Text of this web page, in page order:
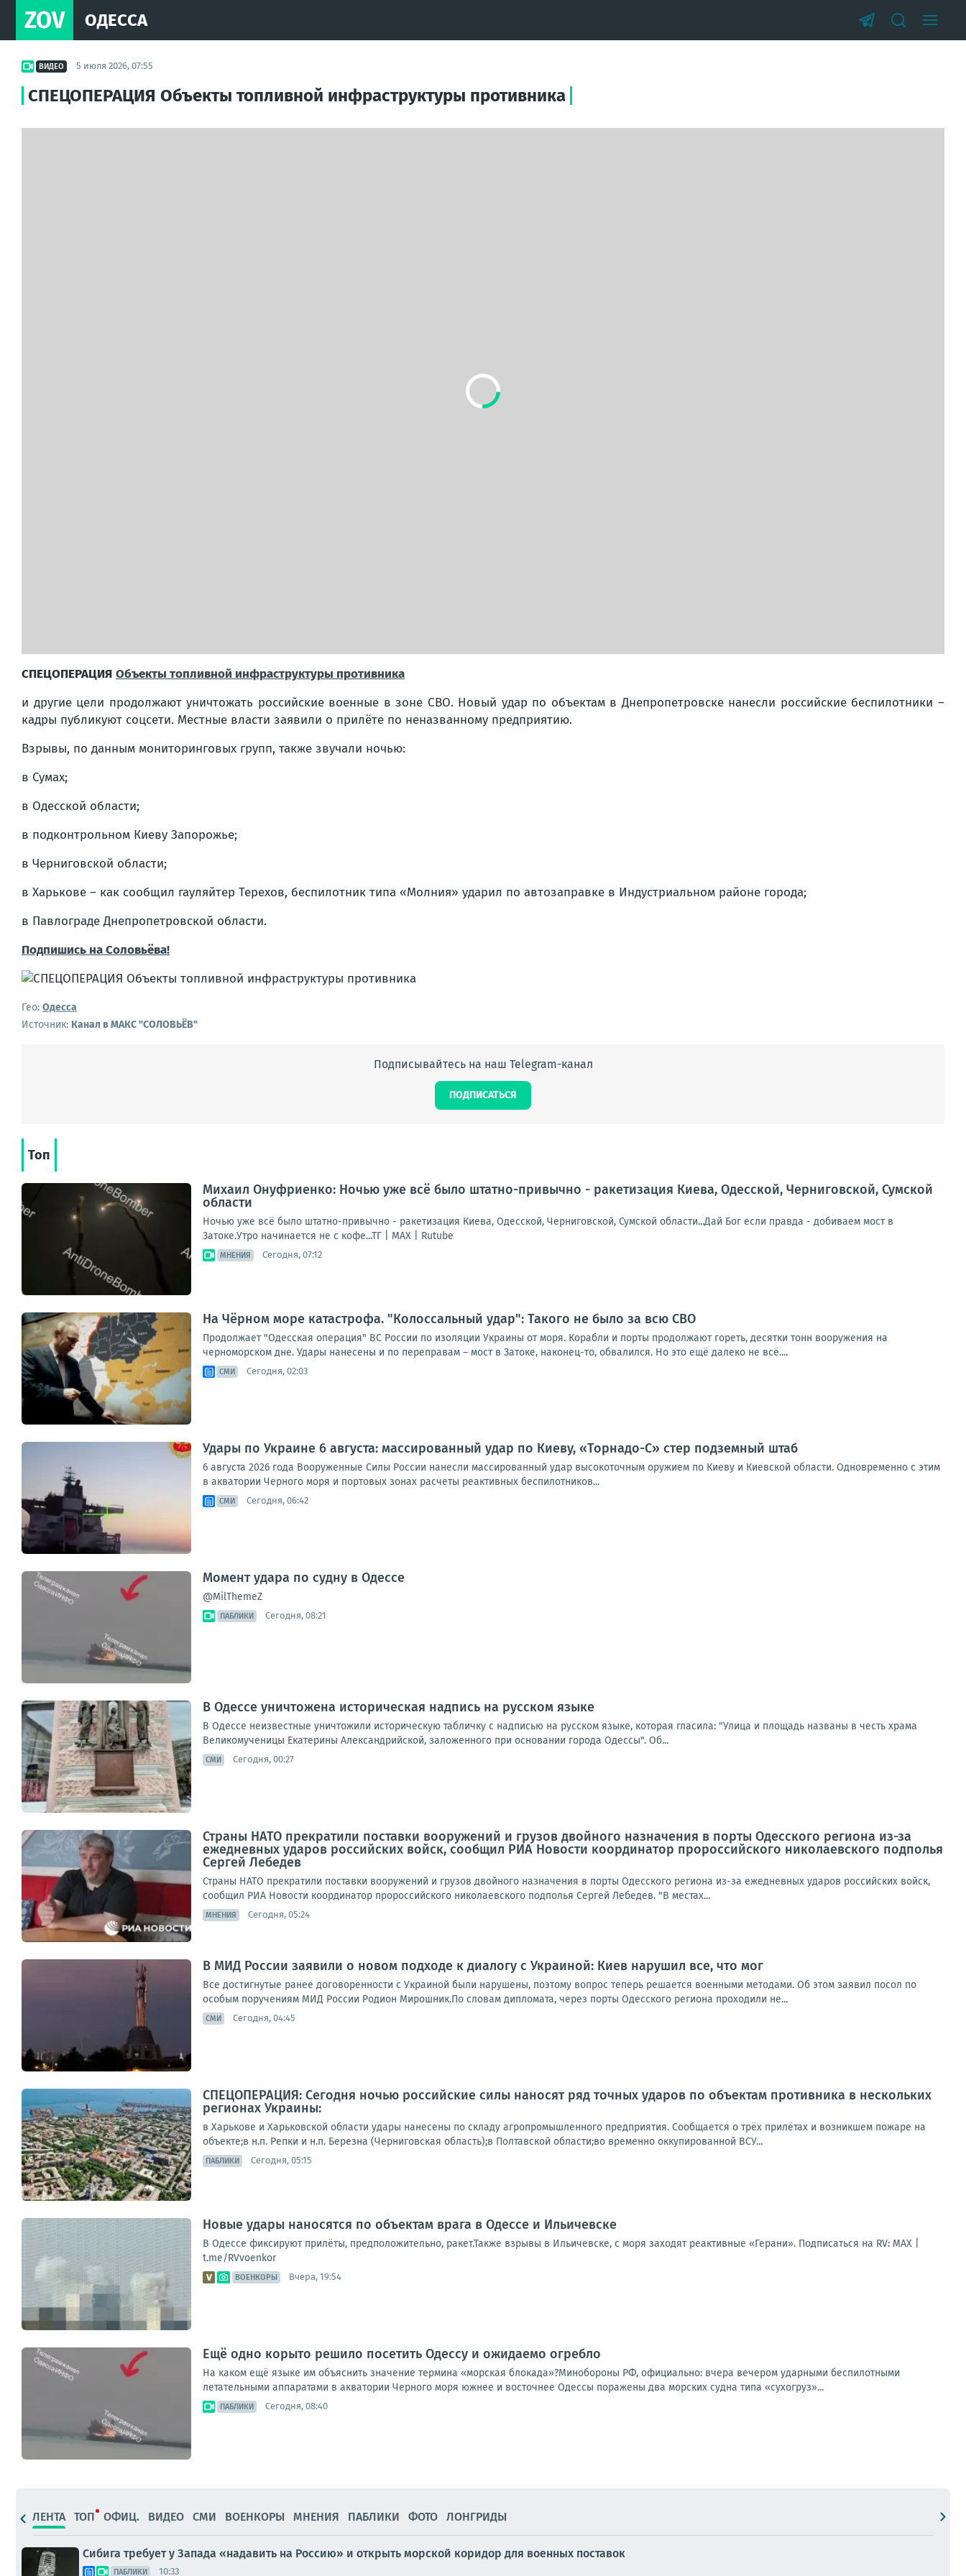
ZOV ОДЕССА
ВИДЕО 5 июля 2026, 07:55
СПЕЦОПЕРАЦИЯ Объекты топливной инфраструктуры противника
СПЕЦОПЕРАЦИЯ Объекты топливной инфраструктуры противника
и другие цели продолжают уничтожать российские военные в зоне СВО. Новый удар по объектам в Днепропетровске нанесли российские беспилотники –
кадры публикуют соцсети. Местные власти заявили о прилёте по неназванному предприятию.
Взрывы, по данным мониторинговых групп, также звучали ночью:
в Сумах;
в Одесской области;
в подконтрольном Киеву Запорожье;
в Черниговской области;
в Харькове – как сообщил гауляйтер Терехов, беспилотник типа «Молния» ударил по автозаправке в Индустриальном районе города;
в Павлограде Днепропетровской области.
Подпишись на Соловьёва!
Гео: Одесса
Источник: Канал в МАКС "СОЛОВЬЁВ"
Подписывайтесь на наш Telegram-канал
ПОДПИСАТЬСЯ
Топ
Михаил Онуфриенко: Ночью уже всё было штатно-привычно - ракетизация Киева, Одесской, Черниговской, Сумской
области
Ночью уже всё было штатно-привычно - ракетизация Киева, Одесской, Черниговской, Сумской области...Дай Бог если правда - добиваем мост в
Затоке.Утро начинается не с кофе...ТГ | МАХ | Rutube
МНЕНИЯ Сегодня, 07:12
На Чёрном море катастрофа. "Колоссальный удар": Такого не было за всю СВО
Продолжает "Одесская операция" ВС России по изоляции Украины от моря. Корабли и порты продолжают гореть, десятки тонн вооружения на
черноморском дне. Удары нанесены и по переправам – мост в Затоке, наконец-то, обвалился. Но это ещё далеко не всё....
СМИ Сегодня, 02:03
Удары по Украине 6 августа: массированный удар по Киеву, «Торнадо-С» стер подземный штаб
6 августа 2026 года Вооруженные Силы России нанесли массированный удар высокоточным оружием по Киеву и Киевской области. Одновременно с этим
в акватории Черного моря и портовых зонах расчеты реактивных беспилотников...
СМИ Сегодня, 06:42
Момент удара по судну в Одессе
@MilThemeZ
ПАБЛИКИ Сегодня, 08:21
В Одессе уничтожена историческая надпись на русском языке
В Одессе неизвестные уничтожили историческую табличку с надписью на русском языке, которая гласила: "Улица и площадь названы в честь храма
Великомученицы Екатерины Александрийской, заложенного при основании города Одессы". Об...
СМИ Сегодня, 00:27
Страны НАТО прекратили поставки вооружений и грузов двойного назначения в порты Одесского региона из-за
ежедневных ударов российских войск, сообщил РИА Новости координатор пророссийского николаевского подполья
Сергей Лебедев
Страны НАТО прекратили поставки вооружений и грузов двойного назначения в порты Одесского региона из-за ежедневных ударов российских войск,
сообщил РИА Новости координатор пророссийского николаевского подполья Сергей Лебедев. "В местах...
МНЕНИЯ Сегодня, 05:24
В МИД России заявили о новом подходе к диалогу с Украиной: Киев нарушил все, что мог
Все достигнутые ранее договоренности с Украиной были нарушены, поэтому вопрос теперь решается военными методами. Об этом заявил посол по
особым поручениям МИД России Родион Мирошник.По словам дипломата, через порты Одесского региона проходили не...
СМИ Сегодня, 04:45
СПЕЦОПЕРАЦИЯ: Сегодня ночью российские силы наносят ряд точных ударов по объектам противника в нескольких
регионах Украины:
в Харькове и Харьковской области удары нанесены по складу агропромышленного предприятия. Сообщается о трёх прилётах и возникшем пожаре на
объекте;в н.п. Репки и н.п. Березна (Черниговская область);в Полтавской области;во временно оккупированной ВСУ...
ПАБЛИКИ Сегодня, 05:15
Новые удары наносятся по объектам врага в Одессе и Ильичевске
В Одессе фиксируют прилёты, предположительно, ракет.Также взрывы в Ильичевске, с моря заходят реактивные «Герани». Подписаться на RV: MAX |
t.me/RVvoenkor
ВОЕНКОРЫ Вчера, 19:54
Ещё одно корыто решило посетить Одессу и ожидаемо огребло
На каком ещё языке им объяснить значение термина «морская блокада»?Минобороны РФ, официально: вчера вечером ударными беспилотными
летательными аппаратами в акватории Черного моря южнее и восточнее Одессы поражены два морских судна типа «сухогруз»...
ПАБЛИКИ Сегодня, 08:40
ЛЕНТА ТОП ОФИЦ. ВИДЕО СМИ ВОЕНКОРЫ МНЕНИЯ ПАБЛИКИ ФОТО ЛОНГРИДЫ
Сибига требует у Запада «надавить на Россию» и открыть морской коридор для военных поставок
ПАБЛИКИ 10:33